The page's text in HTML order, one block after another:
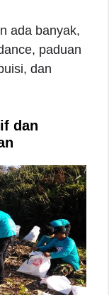
ada banyak,
paduan
dan
dan